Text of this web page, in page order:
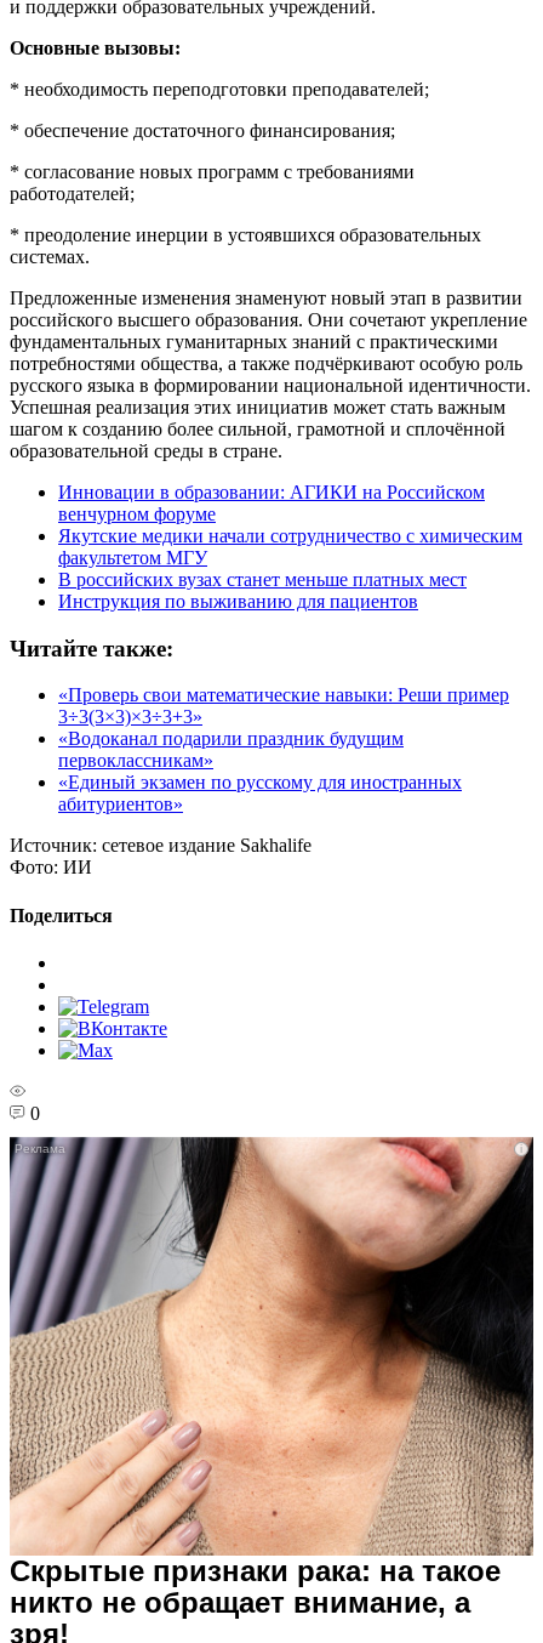
и поддержки образовательных учреждений.
Основные вызовы:
* необходимость переподготовки преподавателей;
* обеспечение достаточного финансирования;
* согласование новых программ с требованиями
работодателей;
* преодоление инерции в устоявшихся образовательных
системах.
Предложенные изменения знаменуют новый этап в развитии
российского высшего образования. Они сочетают укрепление
фундаментальных гуманитарных знаний с практическими
потребностями общества, а также подчёркивают особую роль
русского языка в формировании национальной идентичности.
Успешная реализация этих инициатив может стать важным
шагом к созданию более сильной, грамотной и сплочённой
образовательной среды в стране.
Инновации в образовании: АГИКИ на Российском
венчурном форуме
Якутские медики начали сотрудничество с химическим
факультетом МГУ
В российских вузах станет меньше платных мест
Инструкция по выживанию для пациентов
Читайте также:
«Проверь свои математические навыки: Реши пример
3÷3(3×3)×3÷3+3»
«Водоканал подарили праздник будущим
первоклассникам»
«Единый экзамен по русскому для иностранных
абитуриентов»
Источник: сетевое издание Sakhalife
Фото: ИИ
Поделиться
0
i
Скрытые признаки рака: на такое
никто не обращает внимание, а
зря!